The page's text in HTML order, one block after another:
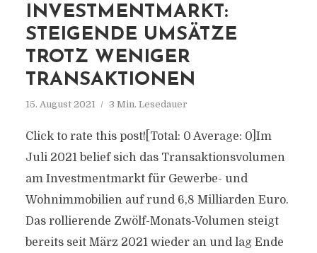
INVESTMENTMARKT:
STEIGENDE UMSÄTZE
TROTZ WENIGER
TRANSAKTIONEN
15. August 2021 3 Min. Lesedauer
Click to rate this post![Total: 0 Average: 0]Im
Juli 2021 belief sich das Transaktionsvolumen
am Investmentmarkt für Gewerbe- und
Wohnimmobilien auf rund 6,8 Milliarden Euro.
Das rollierende Zwölf-Monats-Volumen steigt
bereits seit März 2021 wieder an und lag Ende